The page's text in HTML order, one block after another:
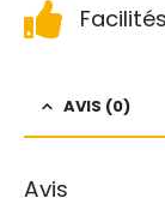
AVIS (0)
Avis